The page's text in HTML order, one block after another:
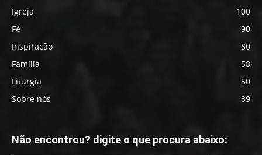
Igreja
100
Fé
90
Inspiração
80
Família
58
Liturgia
50
Sobre nós
39
Não encontrou? digite o que procura abaixo: